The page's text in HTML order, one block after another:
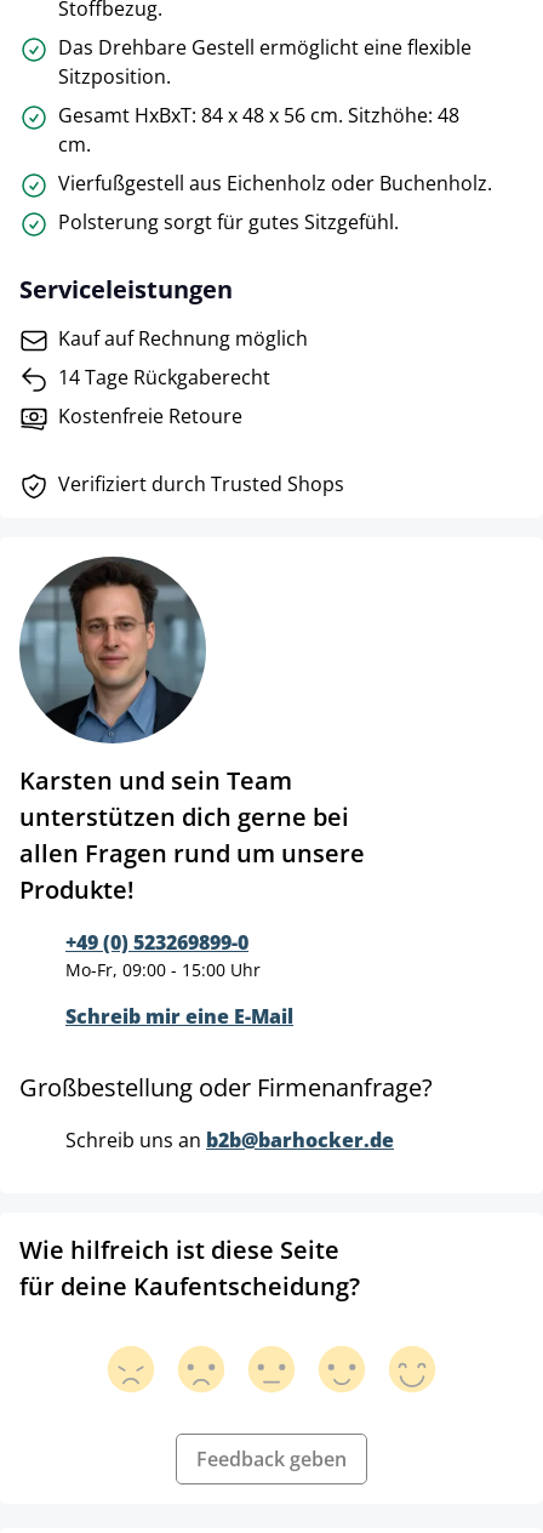
Stoffbezug.
Das Drehbare Gestell ermöglicht eine flexible
Sitzposition.
Gesamt HxBxT: 84 x 48 x 56 cm. Sitzhöhe: 48
cm.
Vierfußgestell aus Eichenholz oder Buchenholz.
Polsterung sorgt für gutes Sitzgefühl.
Serviceleistungen
Kauf auf Rechnung möglich
14 Tage Rückgaberecht
Kostenfreie Retoure
Verifiziert durch Trusted Shops
Karsten und sein Team
unterstützen dich gerne bei
allen Fragen rund um unsere
Produkte!
+49 (0) 523269899-0
Mo-Fr, 09:00 - 15:00 Uhr
Schreib mir eine E-Mail
Großbestellung oder Firmenanfrage?
Schreib uns an b2b@barhocker.de
Wie hilfreich ist diese Seite
für deine Kaufentscheidung?
Feedback geben